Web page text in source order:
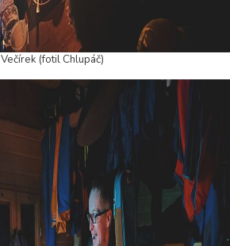
Večírek (fotil Chlupáč)